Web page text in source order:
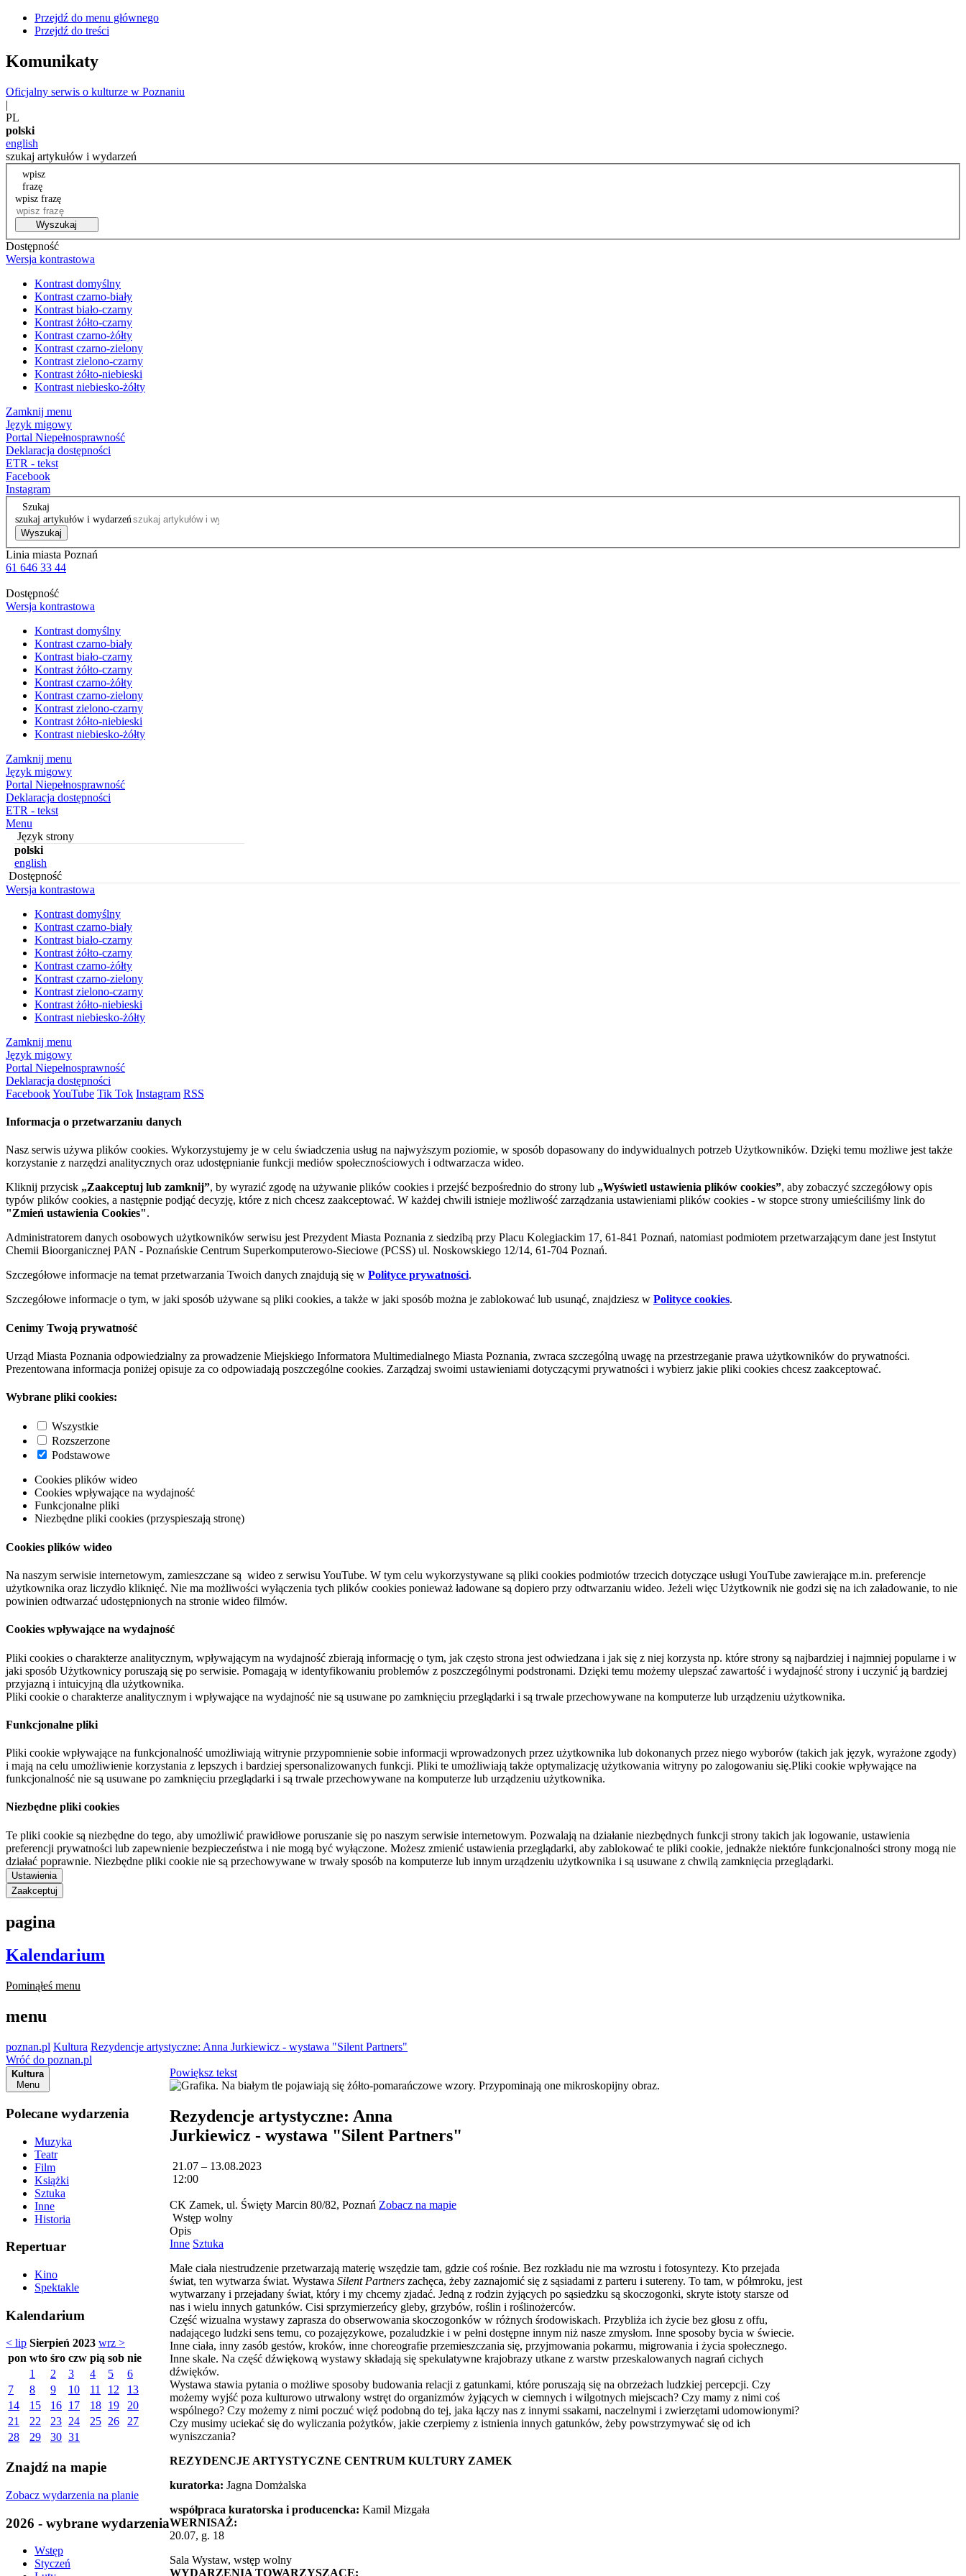
Przejdź do menu głównego
Przejdź do treści
Komunikaty
Oficjalny serwis o kulturze w Poznaniu
|
PL
polski
english
szukaj artykułów i wydarzeń
wpisz
frazę
wpisz frazę
Wyszukaj
Dostępność
Wersja kontrastowa
Kontrast domyślny
Kontrast czarno-biały
Kontrast biało-czarny
Kontrast żółto-czarny
Kontrast czarno-żółty
Kontrast czarno-zielony
Kontrast zielono-czarny
Kontrast żółto-niebieski
Kontrast niebiesko-żółty
Zamknij menu
Język migowy
Portal Niepełnosprawność
Deklaracja dostępności
ETR - tekst
Facebook
Instagram
Szukaj
szukaj artykułów i wydarzeń
Wyszukaj
Linia miasta Poznań
61 646 33 44
Dostępność
Wersja kontrastowa
Kontrast domyślny
Kontrast czarno-biały
Kontrast biało-czarny
Kontrast żółto-czarny
Kontrast czarno-żółty
Kontrast czarno-zielony
Kontrast zielono-czarny
Kontrast żółto-niebieski
Kontrast niebiesko-żółty
Zamknij menu
Język migowy
Portal Niepełnosprawność
Deklaracja dostępności
ETR - tekst
Menu
Język strony
polski
english
Dostępność
Wersja kontrastowa
Kontrast domyślny
Kontrast czarno-biały
Kontrast biało-czarny
Kontrast żółto-czarny
Kontrast czarno-żółty
Kontrast czarno-zielony
Kontrast zielono-czarny
Kontrast żółto-niebieski
Kontrast niebiesko-żółty
Zamknij menu
Język migowy
Portal Niepełnosprawność
Deklaracja dostępności
FacebookYouTube Tik Tok Instagram RSS
Informacja o przetwarzaniu danych
Nasz serwis używa plików cookies. Wykorzystujemy je w celu świadczenia usług na najwyższym poziomie, w sposób dopasowany do indywidualnych potrzeb Użytkowników. Dzięki temu możliwe jest także
korzystanie z narzędzi analitycznych oraz udostępnianie funkcji mediów społecznościowych i odtwarzacza wideo.
Kliknij przycisk „Zaakceptuj lub zamknij”, by wyrazić zgodę na używanie plików cookies i przejść bezpośrednio do strony lub „Wyświetl ustawienia plików cookies”, aby zobaczyć szczegółowy opis
typów plików cookies, a następnie podjąć decyzję, które z nich chcesz zaakceptować. W każdej chwili istnieje możliwość zarządzania ustawieniami plików cookies - w stopce strony umieściliśmy link do
"Zmień ustawienia Cookies".
Administratorem danych osobowych użytkowników serwisu jest Prezydent Miasta Poznania z siedzibą przy Placu Kolegiackim 17, 61-841 Poznań, natomiast podmiotem przetwarzającym dane jest Instytut
Chemii Bioorganicznej PAN - Poznańskie Centrum Superkomputerowo-Sieciowe (PCSS) ul. Noskowskiego 12/14, 61-704 Poznań.
Szczegółowe informacje na temat przetwarzania Twoich danych znajdują się w Polityce prywatności.
Szczegółowe informacje o tym, w jaki sposób używane są pliki cookies, a także w jaki sposób można je zablokować lub usunąć, znajdziesz w Polityce cookies.
Cenimy Twoją prywatność
Urząd Miasta Poznania odpowiedzialny za prowadzenie Miejskiego Informatora Multimedialnego Miasta Poznania, zwraca szczególną uwagę na przestrzeganie prawa użytkowników do prywatności.
Prezentowana informacja poniżej opisuje za co odpowiadają poszczególne cookies. Zarządzaj swoimi ustawieniami dotyczącymi prywatności i wybierz jakie pliki cookies chcesz zaakceptować.
Wybrane pliki cookies:
Wszystkie
Rozszerzone
Podstawowe
Cookies plików wideo
Cookies wpływające na wydajność
Funkcjonalne pliki
Niezbędne pliki cookies (przyspieszają stronę)
Cookies plików wideo
Na naszym serwisie internetowym, zamieszczane są wideo z serwisu YouTube. W tym celu wykorzystywane są pliki cookies podmiotów trzecich dotyczące usługi YouTube zawierające m.in. preferencje
użytkownika oraz liczydło kliknięć. Nie ma możliwości wyłączenia tych plików cookies ponieważ ładowane są dopiero przy odtwarzaniu wideo. Jeżeli więc Użytkownik nie godzi się na ich załadowanie, to nie
powinien odtwarzać udostępnionych na stronie wideo filmów.
Cookies wpływające na wydajność
Pliki cookies o charakterze analitycznym, wpływającym na wydajność zbierają informację o tym, jak często strona jest odwiedzana i jak się z niej korzysta np. które strony są najbardziej i najmniej popularne i w
jaki sposób Użytkownicy poruszają się po serwisie. Pomagają w identyfikowaniu problemów z poszczególnymi podstronami. Dzięki temu możemy ulepszać zawartość i wydajność strony i uczynić ją bardziej
przyjazną i intuicyjną dla użytkownika.
Pliki cookie o charakterze analitycznym i wpływające na wydajność nie są usuwane po zamknięciu przeglądarki i są trwale przechowywane na komputerze lub urządzeniu użytkownika.
Funkcjonalne pliki
Pliki cookie wpływające na funkcjonalność umożliwiają witrynie przypomnienie sobie informacji wprowadzonych przez użytkownika lub dokonanych przez niego wyborów (takich jak język, wyrażone zgody)
i mają na celu umożliwienie korzystania z lepszych i bardziej spersonalizowanych funkcji. Pliki te umożliwiają także optymalizację użytkowania witryny po zalogowaniu się.Pliki cookie wpływające na
funkcjonalność nie są usuwane po zamknięciu przeglądarki i są trwale przechowywane na komputerze lub urządzeniu użytkownika.
Niezbędne pliki cookies
Te pliki cookie są niezbędne do tego, aby umożliwić prawidłowe poruszanie się po naszym serwisie internetowym. Pozwalają na działanie niezbędnych funkcji strony takich jak logowanie, ustawienia
preferencji prywatności lub zapewnienie bezpieczeństwa i nie mogą być wyłączone. Możesz zmienić ustawienia przeglądarki, aby zablokować te pliki cookie, jednakże niektóre funkcjonalności strony mogą nie
działać poprawnie. Niezbędne pliki cookie nie są przechowywane w trwały sposób na komputerze lub innym urządzeniu użytkownika i są usuwane z chwilą zamknięcia przeglądarki.
Ustawienia
Zaakceptuj
pagina
Kalendarium
Pominąłeś menu
menu
poznan.pl Kultura Rezydencje artystyczne: Anna Jurkiewicz - wystawa "Silent Partners"
Wróć do poznan.pl
Kultura
Menu
Polecane wydarzenia
Muzyka
Teatr
Film
Książki
Sztuka
Inne
Historia
Repertuar
Kino
Spektakle
Kalendarium
< lip Sierpień 2023 wrz >
pon wto śro czw pią sob nie
1
2 3 4 5
6
7
8 9 10 11 12
13
14
15 16 17 18 19
20
21
22 23 24 25 26
27
28
29 30 31
Znajdź na mapie
Zobacz wydarzenia na planie
2026 - wybrane wydarzenia
Wstęp
Styczeń
Powiększ tekst
Rezydencje artystyczne: Anna
Jurkiewicz - wystawa "Silent Partners"
21.07 – 13.08.2023
12:00
CK Zamek, ul. Święty Marcin 80/82, Poznań Zobacz na mapie
Wstęp wolny
Opis
Inne Sztuka
Małe ciała niestrudzenie przetwarzają materię wszędzie tam, gdzie coś rośnie. Bez rozkładu nie ma wzrostu i fotosyntezy. Kto przejada
świat, ten wytwarza świat. Wystawa Silent Partners zachęca, żeby zaznajomić się z sąsiadami z parteru i sutereny. To tam, w półmroku, jest
wytwarzany i przejadany świat, który i my chcemy zjadać. Jedną z rodzin żyjących po sąsiedzku są skoczogonki, skryte istoty starsze od
nas i wielu innych gatunków. Cisi sprzymierzeńcy gleby, grzybów, roślin i roślinożerców.
Część wizualna wystawy zaprasza do obserwowania skoczogonków w różnych środowiskach. Przybliża ich życie bez głosu z offu,
nadającego ludzki sens temu, co pozajęzykowe, pozaludzkie i w pełni dostępne innym niż nasze zmysłom. Inne sposoby bycia w świecie.
Inne ciała, inny zasób gestów, kroków, inne choreografie przemieszczania się, przyjmowania pokarmu, migrowania i życia społecznego.
Inne skale. Na część dźwiękową wystawy składają się spekulatywne krajobrazy utkane z warstw przeskalowanych nagrań cichych
dźwięków.
Wystawa stawia pytania o możliwe sposoby budowania relacji z gatunkami, które poruszają się na obrzeżach ludzkiej percepcji. Czy
możemy wyjść poza kulturowo utrwalony wstręt do organizmów żyjących w ciemnych i wilgotnych miejscach? Czy mamy z nimi coś
wspólnego? Czy możemy z nimi poczuć więź podobną do tej, jaka łączy nas z innymi ssakami, naczelnymi i zwierzętami udomowionymi?
Czy musimy uciekać się do wyliczania pożytków, jakie czerpiemy z istnienia innych gatunków, żeby powstrzymywać się od ich
wyniszczania?
REZYDENCJE ARTYSTYCZNE CENTRUM KULTURY ZAMEK
kuratorka: Jagna Domżalska
współpraca kuratorska i producencka: Kamil Mizgała
WERNISAŻ:
20.07, g. 18
Sala Wystaw, wstęp wolny
WYDARZENIA TOWARZYSZĄCE: